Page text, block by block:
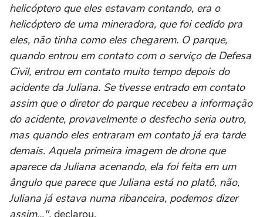
helicóptero que eles estavam contando, era o
helicóptero de uma mineradora, que foi cedido pra
eles, não tinha como eles chegarem. O parque,
quando entrou em contato com o serviço de Defesa
Civil, entrou em contato muito tempo depois do
acidente da Juliana. Se tivesse entrado em contato
assim que o diretor do parque recebeu a informação
do acidente, provavelmente o desfecho seria outro,
mas quando eles entraram em contato já era tarde
demais. Aquela primeira imagem de drone que
aparece da Juliana acenando, ela foi feita em um
ângulo que parece que Juliana está no platô, não,
Juliana já estava numa ribanceira, podemos dizer
assim...", declarou.